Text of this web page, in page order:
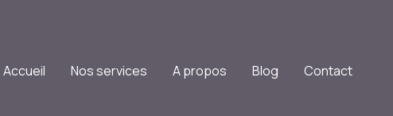
Accueil
Nos services A propos Blog Contact